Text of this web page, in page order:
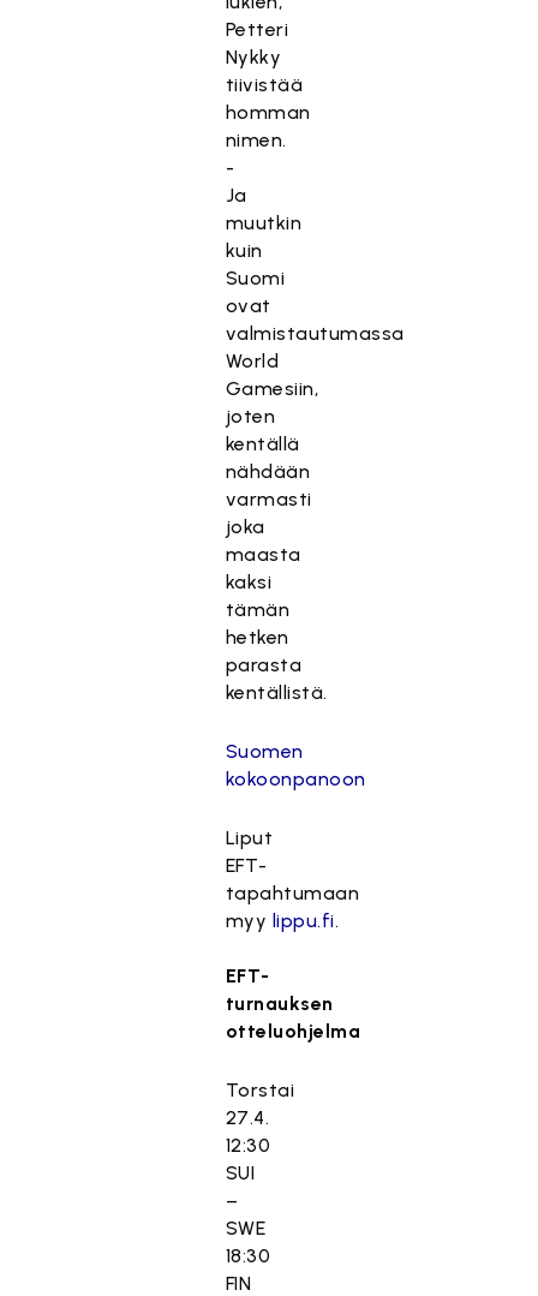
Petteri
Nykky
tiivistää
homman
nimen.
-
Ja
muutkin
kuin
Suomi
ovat
valmistautumassa
World
Gamesiin,
joten
kentällä
nähdään
varmasti
joka
maasta
kaksi
tämän
hetken
parasta
kentällistä.
Suomen
kokoonpanoon
Liput
EFT-
tapahtumaan
myy lippu.fi.
EFT-
turnauksen
otteluohjelma
Torstai
27.4.
12:30
SUI
–
SWE
18:30
FIN